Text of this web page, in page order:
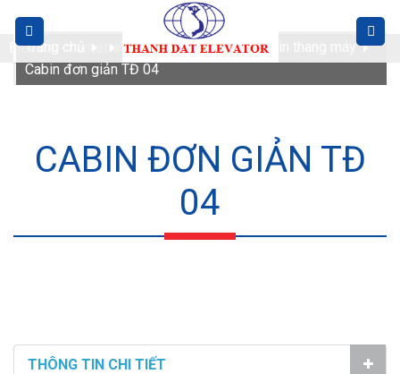
Elevator-market-in-the-world.jpg
Trang chủ Thiết bị thang máy
Cabin thang máy
Cabin đơn giản TĐ 04
CABIN ĐƠN GIẢN TĐ
04
THÔNG TIN CHI TIẾT